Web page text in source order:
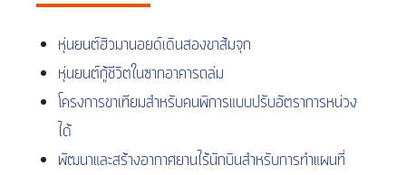
หุ่นยนต์ฮิวมานอยด์เดินสองขาส้มจุก
หุ่นยนต์กู้ชีวิตในซากอาคารถล่ม
โครงการขาเทียมสำหรับคนพิการแบบปรับอัตราการหน่วง
ได้
พัฒนาและสร้างอากาศยานไร้นักบินสำหรับการทำแผนที่